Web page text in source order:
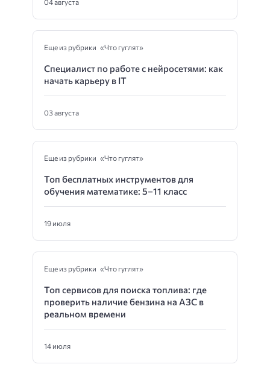
04 августа
Еще из рубрики «Что гуглят»
Специалист по работе с нейросетями: как
начать карьеру в IT
03 августа
Еще из рубрики «Что гуглят»
Топ бесплатных инструментов для
обучения математике: 5–11 класс
19 июля
Еще из рубрики «Что гуглят»
Топ сервисов для поиска топлива: где
проверить наличие бензина на АЗС в
реальном времени
14 июля